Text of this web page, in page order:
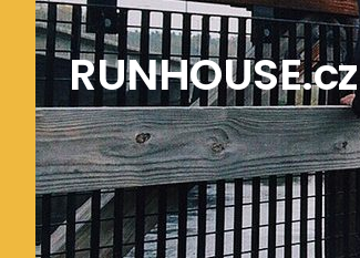
Skip to content
RUNHOUSE.cz